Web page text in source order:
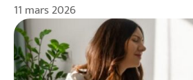
11 mars 2026